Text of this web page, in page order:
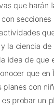
que harán
la ciencia de
idea de que
que en
con
probar un